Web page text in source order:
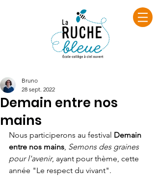
Demain entre nos
mains
Bruno
28 sept. 2022
Nous participerons au festival Demain
entre nos mains, Semons des graines
pour l'avenir, ayant pour thème, cette
année "Le respect du vivant".